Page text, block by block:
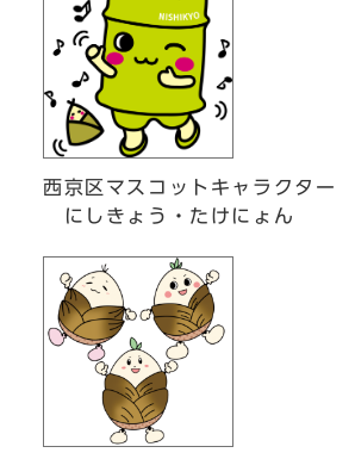
西京区マスコットキャラクター
にしきょう・たけにょん